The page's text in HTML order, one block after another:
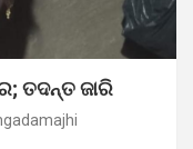
ତଦନ୍ତ ଜାରି